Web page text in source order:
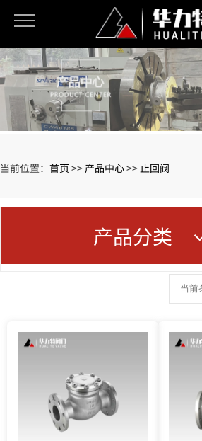
当前位置： 首页 >> 产品中心>> 止回阀
产品分类